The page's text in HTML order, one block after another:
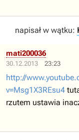
napisał w wątku:
30.12.2013 23:23
mati200036
http://
v=Msg1X3REsu4
rzutem ustawia